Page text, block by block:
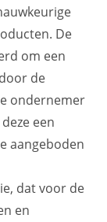
De
om een
de
ondernemer
een
aangeboden
dat voor de
en